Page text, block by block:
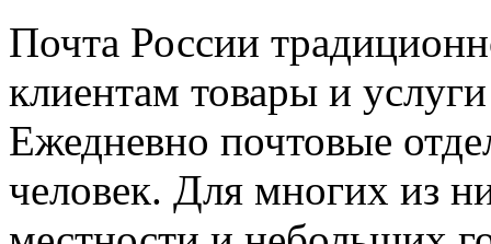
Почта России
клиентам товары и
Ежедневно почтовые
человек. Для многих из